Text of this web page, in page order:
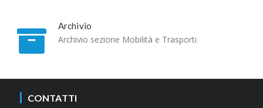
Archivio
Archivio sezione Mobilità e Trasporti
CONTATTI